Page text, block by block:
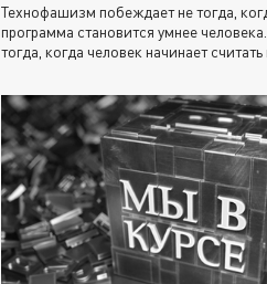
Технофашизм побеждает не тогда,
программа становится умнее
тогда, когда человек начинает